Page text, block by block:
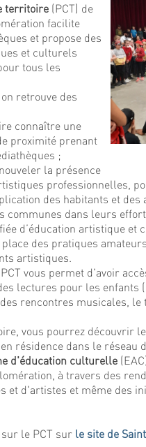
territoire (PCT) de
facilite
et propose des
et culturels
tous les
retrouve des
connaître une
proximité prenant
;
la présence
professionnelles,
des habitants et des
communes dans leurs
d’éducation artistique et
des pratiques
artistiques.
vous permet d'avoir
lectures pour les enfants
rencontres musicales, le
vous pourrez découvrir
résidence dans le réseau
d'éducation culturelle
à travers des
et d'artistes et même des
le PCT sur le site de